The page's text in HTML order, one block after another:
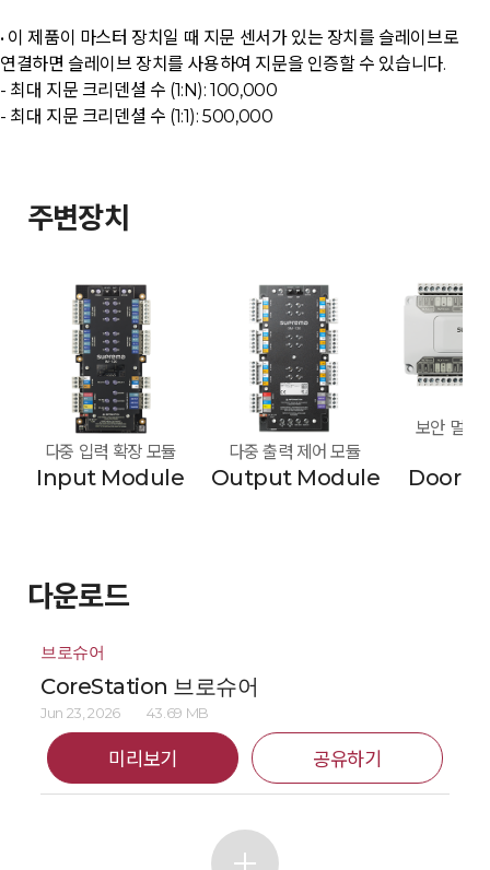
• 이 제품이 마스터 장치일 때 지문 센서가 있는 장치를 슬레이브로
연결하면 슬레이브 장치를 사용하여 지문을 인증할 수 있습니다.
- 최대 지문 크리덴셜 수 (1:N): 100,000
- 최대 지문 크리덴셜 수 (1:1): 500,000
주변장치
다중 입력 확장 모듈
Input Module
다중 출력 제어 모듈
Output Module
보안 멀티
Door
다운로드
브로슈어
CoreStation 브로슈어
Jun 23, 2026 43.69 MB
미리보기 공유하기